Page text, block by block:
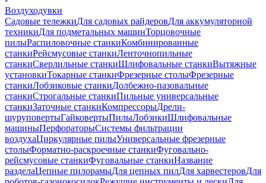
Воздуходувки
Садовые тележкиДля садовых райдеровДля аккумуляторной
техникиДля подметальных машинТорцовочные
пилыРаспиловочные станкиКомбинированные
станкиРейсмусовые станкиЛенточнопильные
станкиСверлильные станкиШлифовальные станкиВытяжные
установкиТокарные станкиФрезерные столыФрезерные
станкиЛобзиковые станкиДолбежно-пазовальные
станкиСтрогальные станкиПильные универсальные
станкиЗаточные станкиКомпрессорыДрели-
шуруповертыГайковертыПилыЛобзикиШлифовальные
машиныПерфораторыСистемы фильтрации
воздухаЦиркулярные пилыУниверсальные фрезерные
столыФорматно-раскроечные станкиФуговально-
рейсмусовые станкиФуговальные станкиНазвание
разделаЦепные пилорамыДля цепных пилДля харвестеровДля